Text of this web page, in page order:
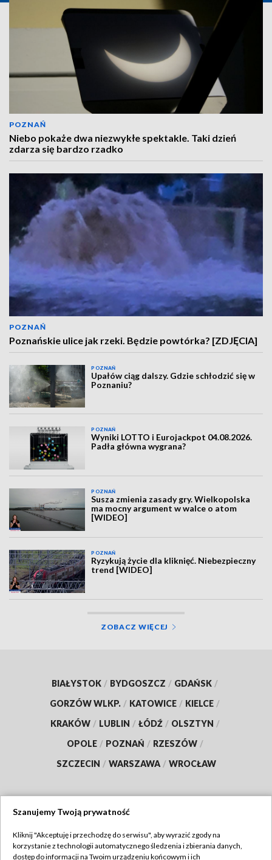
POZNAŃ
Niebo pokaże dwa niezwykłe spektakle. Taki dzień
zdarza się bardzo rzadko
POZNAŃ
Poznańskie ulice jak rzeki. Będzie powtórka? [ZDJĘCIA]
POZNAŃ
Upałów ciąg dalszy. Gdzie schłodzić się w
Poznaniu?
POZNAŃ
Wyniki LOTTO i Eurojackpot 04.08.2026.
Padła główna wygrana?
POZNAŃ
Susza zmienia zasady gry. Wielkopolska
ma mocny argument w walce o atom
[WIDEO]
POZNAŃ
Ryzykują życie dla kliknięć. Niebezpieczny
trend [WIDEO]
ZOBACZ WIĘCEJ
BIAŁYSTOK / BYDGOSZCZ / GDAŃSK /
GORZÓW WLKP. / KATOWICE / KIELCE /
KRAKÓW / LUBLIN / ŁÓDŹ / OLSZTYN /
OPOLE / POZNAŃ / RZESZÓW /
SZCZECIN / WARSZAWA / WROCŁAW
TVP
Szanujemy Twoją prywatność
Kliknij "Akceptuję i przechodzę do serwisu", aby wyrazić zgody na
korzystanie z technologii automatycznego śledzenia i zbierania danych,
dostęp do informacji na Twoim urządzeniu końcowym i ich